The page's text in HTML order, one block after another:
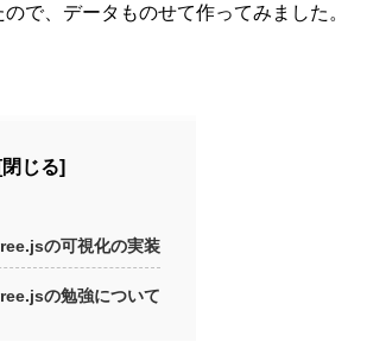
で、データものせて作ってみました。
の可視化の実装
の勉強について